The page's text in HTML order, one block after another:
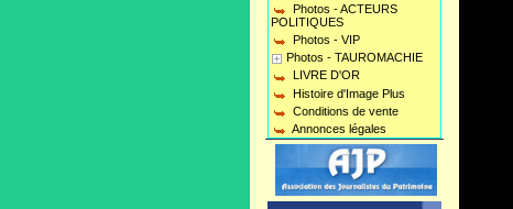
Photos - ACTEURS
POLITIQUES
Photos - VIP
Photos - TAUROMACHIE
LIVRE D'OR
Histoire d'Image Plus
Conditions de vente
Annonces légales